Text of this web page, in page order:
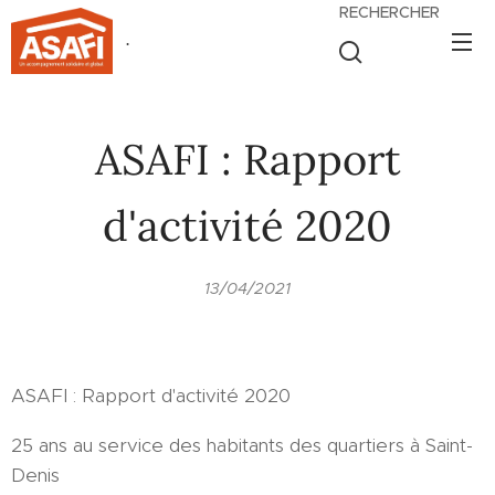
.
RECHERCHER
ASAFI : Rapport
d'activité 2020
13/04/2021
ASAFI : Rapport d'activité 2020
25 ans au service des habitants des quartiers à Saint-
Denis